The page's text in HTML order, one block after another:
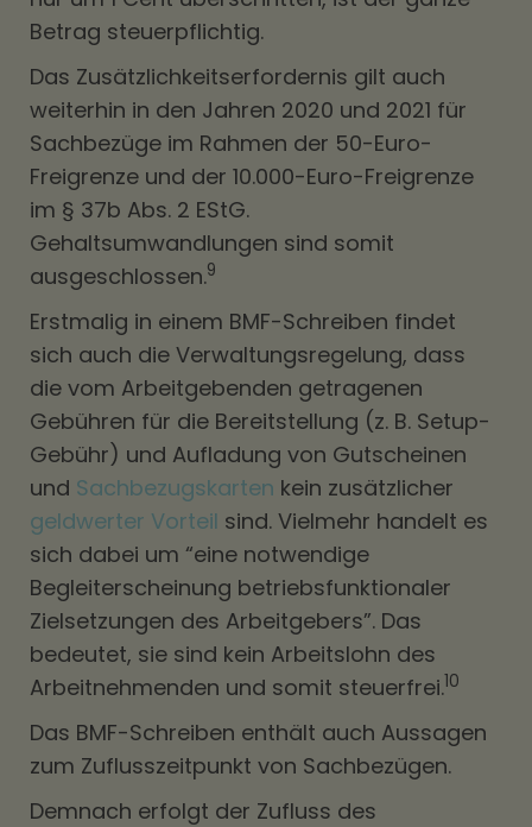
Betrag steuerpflichtig.
Das Zusätzlichkeitserfordernis gilt auch
weiterhin in den Jahren 2020 und 2021 für
Sachbezüge im Rahmen der 50-Euro-
Freigrenze und der 10.000-Euro-Freigrenze
im § 37b Abs. 2 EStG.
Gehaltsumwandlungen sind somit
ausgeschlossen.9
Erstmalig in einem BMF-Schreiben findet
sich auch die Verwaltungsregelung, dass
die vom Arbeitgebenden getragenen
Gebühren für die Bereitstellung (z. B. Setup-
Gebühr) und Aufladung von Gutscheinen
und Sachbezugskarten kein zusätzlicher
geldwerter Vorteil sind. Vielmehr handelt es
sich dabei um “eine notwendige
Begleiterscheinung betriebsfunktionaler
Zielsetzungen des Arbeitgebers”. Das
bedeutet, sie sind kein Arbeitslohn des
Arbeitnehmenden und somit steuerfrei.10
Das BMF-Schreiben enthält auch Aussagen
zum Zuflusszeitpunkt von Sachbezügen.
Demnach erfolgt der Zufluss des